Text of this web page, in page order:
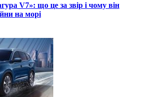
V7»: що це за звір і чому він
на морі